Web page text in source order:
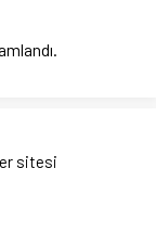
sitesi